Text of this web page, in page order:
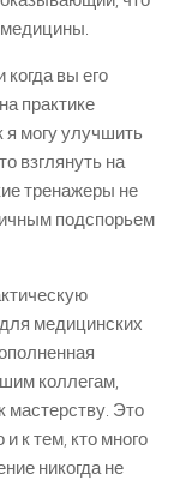
медицины.
вы его
практике
я могу улучшить
взглянуть на
тренажеры не
подспорьем
медицинских
коллегам,
мастерству. Это
к тем, кто много
никогда не